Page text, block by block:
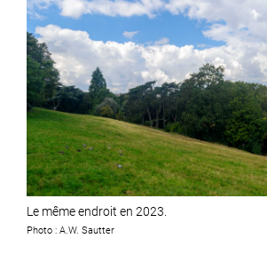
Le même endroit en 2023.
Photo : A.W. Sautter